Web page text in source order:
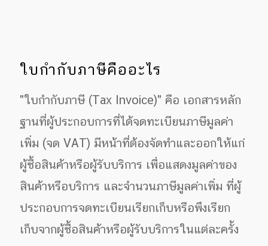
ใบกำกับภาษีคืออะไร
"ใบกำกับภาษี (Tax Invoice)" คือ เอกสารหลัก
ฐานที่ผู้ประกอบการที่ได้จดทะเบียนภาษีมูลค่า
เพิ่ม (จด VAT) มีหน้าที่ต้องจัดทำและออกให้แก่
ผู้ซื้อสินค้าหรือผู้รับบริการ เพื่อแสดงมูลค่าของ
สินค้าหรือบริการ และจำนวนภาษีมูลค่าเพิ่ม ที่ผู้
ประกอบการจดทะเบียนเรียกเก็บหรือพึงเรียก
เก็บจากผู้ซื้อสินค้าหรือผู้รับบริการในแต่ละครั้ง